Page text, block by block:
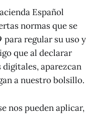
Español
normas que se
para regular su uso y
que al declarar
aparezcan
a nuestro bolsillo.
nos pueden aplicar,